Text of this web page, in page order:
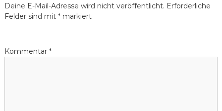
Deine E-Mail-Adresse wird nicht veröffentlicht. Erforderliche
Felder sind mit *markiert
Kommentar *